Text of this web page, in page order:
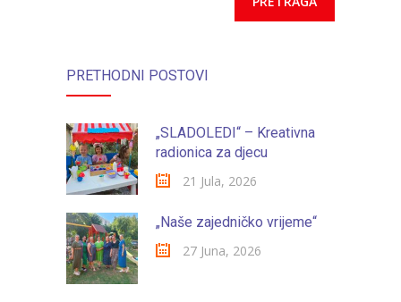
PRETHODNI POSTOVI
„SLADOLEDI“ – Kreativna
radionica za djecu
21 Jula, 2026
„Naše zajedničko vrijeme“
27 Juna, 2026